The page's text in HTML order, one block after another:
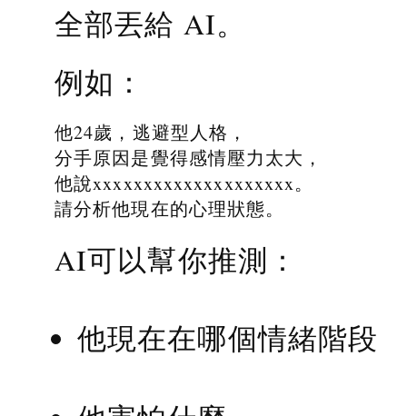
全部丟給 AI。
例如：
他24歲，逃避型人格，
分手原因是覺得感情壓力太大，
他說xxxxxxxxxxxxxxxxxxxx。
請分析他現在的心理狀態。
AI可以幫你推測：
他現在在哪個情緒階段